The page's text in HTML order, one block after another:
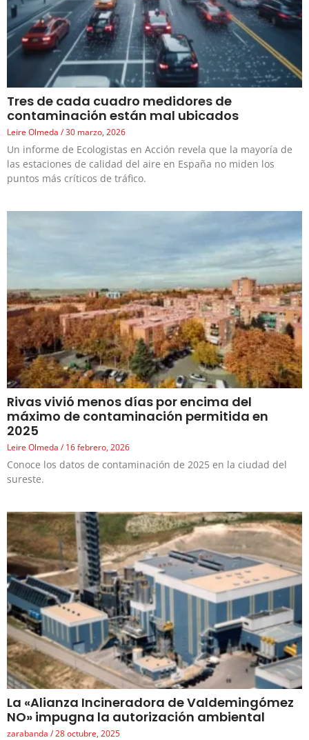
Tres de cada cuadro medidores de
contaminación están mal ubicados
Leire Olmeda 30 marzo, 2026
Un informe de Ecologistas en Acción revela que la mayoría de
las estaciones de calidad del aire en España no miden los
puntos más críticos de tráfico.
Rivas vivió menos días por encima del
máximo de contaminación permitida en
2025
Leire Olmeda 16 febrero, 2026
Conoce los datos de contaminación de 2025 en la ciudad del
sureste.
La «Alianza Incineradora de Valdemingómez
NO» impugna la autorización ambiental
zarabanda 28 octubre, 2025